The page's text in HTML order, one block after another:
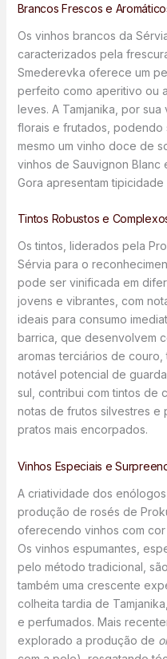
Brancos Frescos e
Os vinhos brancos da
caracterizados pela
Smederevka oferece um
perfeito como aperitivo ou
leves. A Tamjanika, por
florais e frutados, podendo
mesmo um vinho doce de
vinhos de Sauvignon Blanc
Gora apresentam
Tintos Robustos e
Os tintos, liderados pela
Sérvia para o
pode ser vinificada em
jovens e vibrantes, com
ideais para consumo
barrica, que desenvolvem
aromas terciários de
notável potencial de
sul, contribui com tintos de
notas de frutos silvestres e
pratos mais encorpados.
Vinhos Especiais e
A criatividade dos
produção de rosés de
oferecendo vinhos com
Os vinhos espumantes,
pelo método tradicional,
também uma crescente
colheita tardia de
e perfumados. Mais
explorado a produção de